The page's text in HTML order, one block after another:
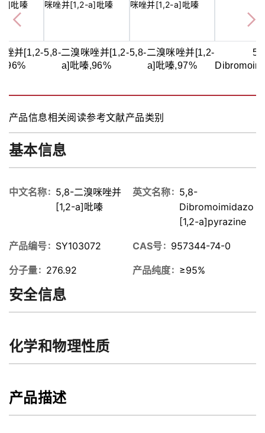
唑并[1,2-
,96%
5,8-二溴咪唑并[1,2-
a]吡嗪,96%
5,8-二溴咪唑并[1,2-
a]吡嗪,97%
产品信息相关阅读参考文献产品类别
基本信息
中文名称
5,8-二溴咪唑并
[1,2-a]吡嗪
英文名称
5,8-
Dibromoimidazo
[1,2-a]pyrazine
产品编号 SY103072 CAS号 957344-74-0
分子量 276.92 产品纯度 ≥95%
安全信息
化学和物理性质
产品描述